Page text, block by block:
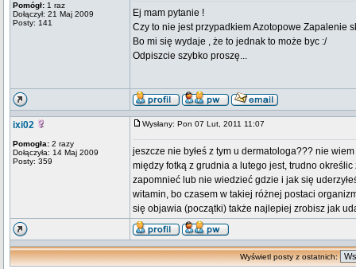
Pomógł: 1 raz
Dołączył: 21 Maj 2009
Posty: 141
Ej mam pytanie !
Czy to nie jest przypadkiem Azotopowe Zapalenie
Bo mi się wydaje , że to jednak to może byc :/
Odpiszcie szybko proszę...
ixi02
Pomogła: 2 razy
Dołączyła: 14 Maj 2009
Posty: 359
Wysłany: Pon 07 Lut, 2011 11:07
jeszcze nie byłeś z tym u dermatologa??? nie
między fotką z grudnia a lutego jest, trudno
zapomnieć lub nie wiedzieć gdzie i jak się
witamin, bo czasem w takiej różnej postaci
się objawia (początki) także najlepiej zrobisz jak
Wyświetl posty z ostatnich: